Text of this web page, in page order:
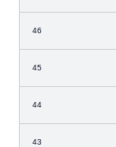
46
45
44
43